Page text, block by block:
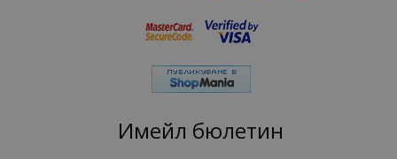
Имейл бюлетин